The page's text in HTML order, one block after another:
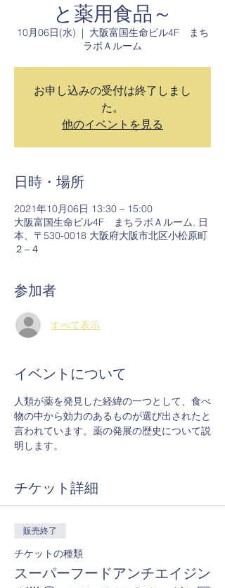
と薬用食品～
10月06日(水)
  |
大阪富国生命ビル4F まち
ラボＡルーム
お申し込みの受付は終了しまし
た。
他のイベントを見る
日時・場所
2021年10月06日 13:30 – 15:00
大阪富国生命ビル4F まちラボＡルーム, 日
本、〒530-0018 大阪府大阪市北区小松原町
２−４
参加者
すべて表示
イベントについて
人類が薬を発見した経緯の一つとして、食べ
物の中から効力のあるものが選び出されたと
言われています。薬の発展の歴史について説
明します。
チケット詳細
販売終了
チケットの種類
スーパーフードアンチエイジン